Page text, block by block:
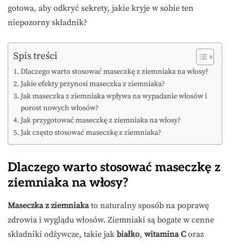
gotowa, aby odkryć sekrety, jakie kryje w sobie ten
niepozorny składnik?
Spis treści
Dlaczego warto stosować maseczkę z ziemniaka na włosy?
Jakie efekty przynosi maseczka z ziemniaka?
Jak maseczka z ziemniaka wpływa na wypadanie włosów i
porost nowych włosów?
Jak przygotować maseczkę z ziemniaka na włosy?
Jak często stosować maseczkę z ziemniaka?
Dlaczego warto stosować maseczkę z
ziemniaka na włosy?
Maseczka z ziemniakato naturalny sposób na poprawę
zdrowia i wyglądu włosów. Ziemniaki są bogate w cenne
składniki odżywcze, takie jak białko, witamina C oraz